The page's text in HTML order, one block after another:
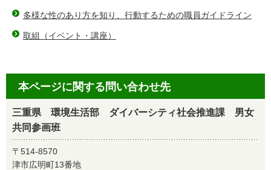
多様な性のあり方を知り、行動するための職員ガイドライン
取組（イベント・講座）
本ページに関する問い合わせ先
三重県 環境生活部 ダイバーシティ社会推進課 男女
共同参画班
〒514-8570
津市広明町13番地